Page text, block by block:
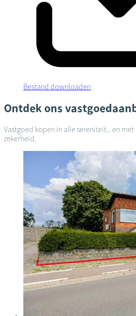
Bestand downloaden
Ontdek ons
Vastgoed kopen in alle sereniteit... en
zekerheid.